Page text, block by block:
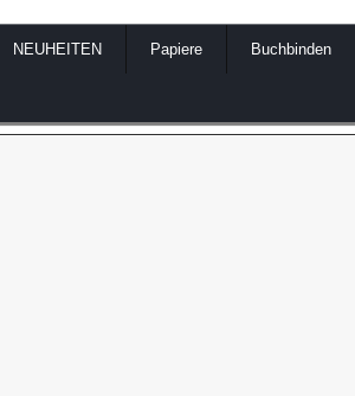
NEUHEITEN Papiere Buchbinden